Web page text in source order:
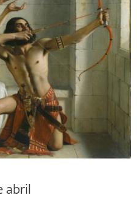
abril